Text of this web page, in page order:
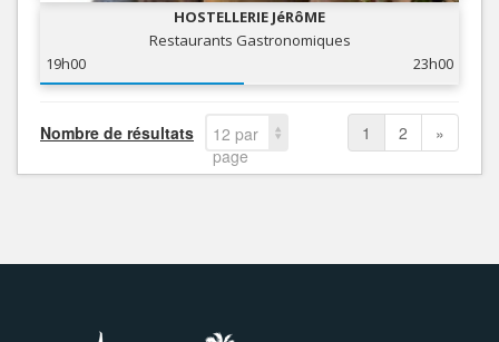
HOSTELLERIE JéRôME
Restaurants Gastronomiques
19h00
23h00
Nombre de résultats
12 par
page
1 2 »